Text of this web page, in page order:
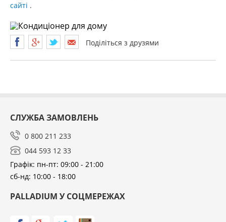
сайті .
Поділіться з друзями
СЛУЖБА ЗАМОВЛЕНЬ
0 800 211 233
044 593 12 33
Графік: пн-пт: 09:00 - 21:00
сб-нд: 10:00 - 18:00
PALLADIUM У СОЦМЕРЕЖАХ